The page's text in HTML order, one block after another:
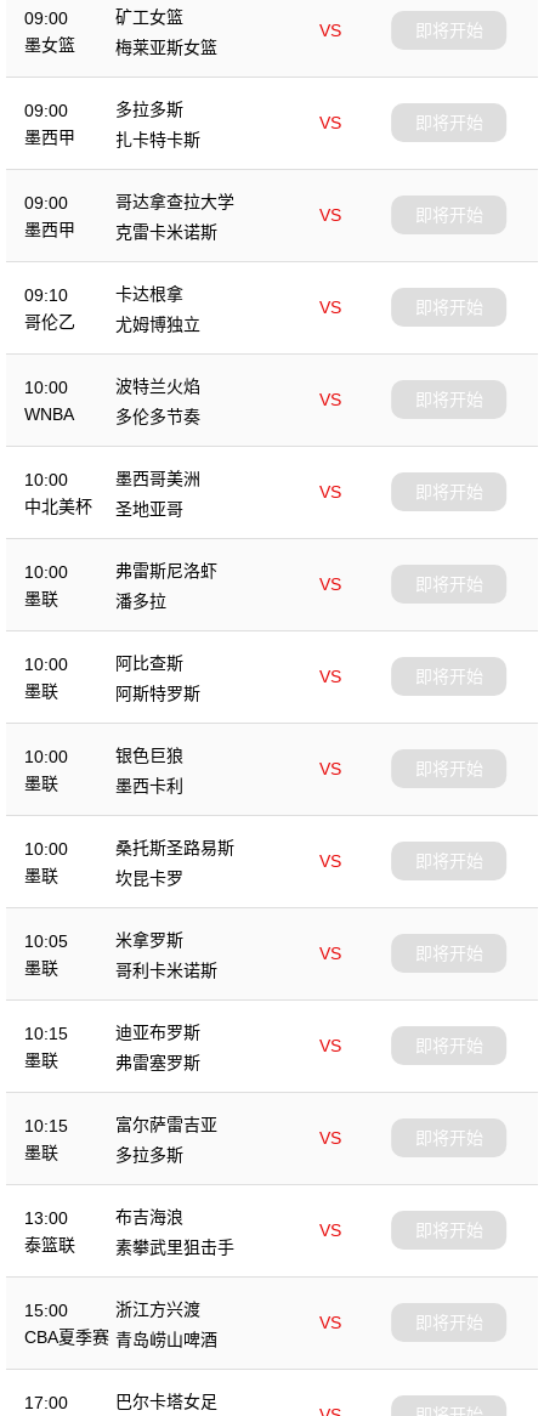
09:00
墨女篮
矿工女篮
VS
梅莱亚斯女篮
即将开始
09:00
墨西甲
多拉多斯
VS
扎卡特卡斯
即将开始
09:00
墨西甲
哥达拿查拉大学
VS
克雷卡米诺斯
即将开始
09:10
哥伦乙
卡达根拿
VS
尤姆博独立
即将开始
10:00
WNBA
波特兰火焰
VS
多伦多节奏
即将开始
10:00
中北美杯
墨西哥美洲
VS
圣地亚哥
即将开始
10:00
墨联
弗雷斯尼洛虾
VS
潘多拉
即将开始
10:00
墨联
阿比查斯
VS
阿斯特罗斯
即将开始
10:00
墨联
银色巨狼
VS
墨西卡利
即将开始
10:00
墨联
桑托斯圣路易斯
VS
坎昆卡罗
即将开始
10:05
墨联
米拿罗斯
VS
哥利卡米诺斯
即将开始
10:15
墨联
迪亚布罗斯
VS
弗雷塞罗斯
即将开始
10:15
墨联
富尔萨雷吉亚
VS
多拉多斯
即将开始
13:00
泰篮联
布吉海浪
VS
素攀武里狙击手
即将开始
15:00
CBA夏季赛
浙江方兴渡
VS
青岛崂山啤酒
即将开始
17:00 巴尔卡塔女足